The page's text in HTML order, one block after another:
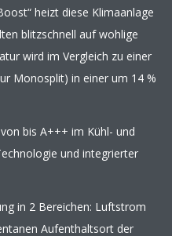
heizt diese Klimaanlage
blitzschnell auf wohlige
wird im Vergleich zu einer
Monosplit) in einer um 14 %
bis A+++ im Kühl- und
und integrierter
in 2 Bereichen: Luftstrom
Aufenthaltsort der